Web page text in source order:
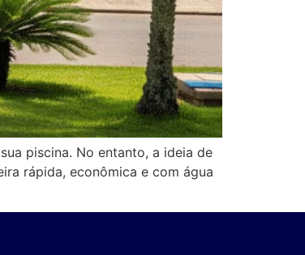
piscina. No entanto, a ideia de
rápida, econômica e com água